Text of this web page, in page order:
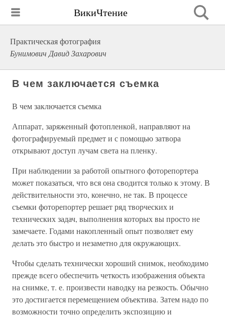
ВикиЧтение
Практическая фотография
Бунимович Давид Захарович
В чем заключается съемка
В чем заключается съемка
Аппарат, заряженный фотопленкой, направляют на
фотографируемый предмет и с помощью затвора
открывают доступ лучам света на пленку.
При наблюдении за работой опытного фоторепортера
может показаться, что вся она сводится только к этому. В
действительности это, конечно, не так. В процессе
съемки фоторепортер решает ряд творческих и
технических задач, выполнения которых вы просто не
замечаете. Годами накопленный опыт позволяет ему
делать это быстро и незаметно для окружающих.
Чтобы сделать технически хороший снимок, необходимо
прежде всего обеспечить четкость изображения объекта
на снимке, т. е. произвести наводку на резкость. Обычно
это достигается перемещением объектива. Затем надо по
возможности точно определить экспозицию и